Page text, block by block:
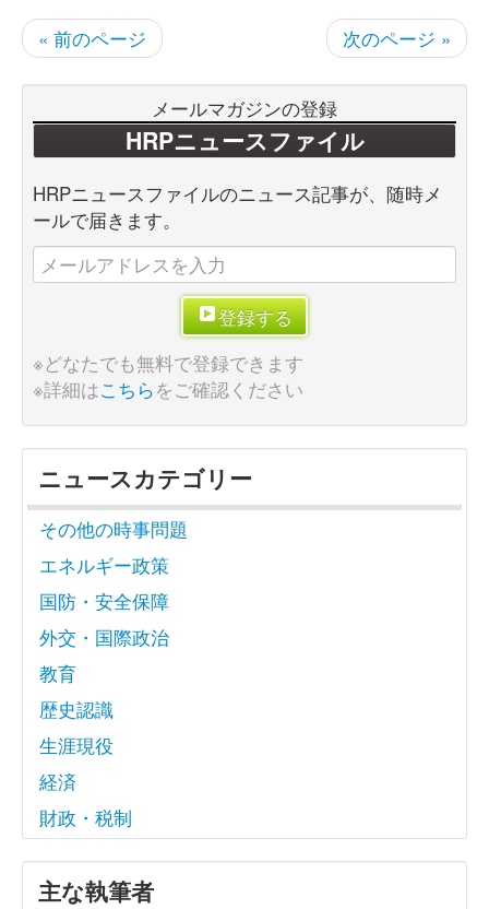
« 前のページ 次のページ »
メールマガジンの登録
HRPニュースファイル
HRPニュースファイルのニュース記事が、随時メ
ールで届きます。
登録する
※どなたでも無料で登録できます
※詳細はこちらをご確認ください
ニュースカテゴリー
その他の時事問題
エネルギー政策
国防・安全保障
外交・国際政治
教育
歴史認識
生涯現役
経済
財政・税制
主な執筆者